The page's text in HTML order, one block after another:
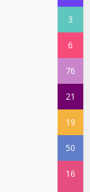
3
6
76
21
19
50
16